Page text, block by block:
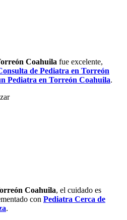
Coahuila fue excelente,
de Pediatra en Torreón
Pediatra en Torreón Coahuila.
Coahuila, el cuidado es
con Pediatra Cerca de
.